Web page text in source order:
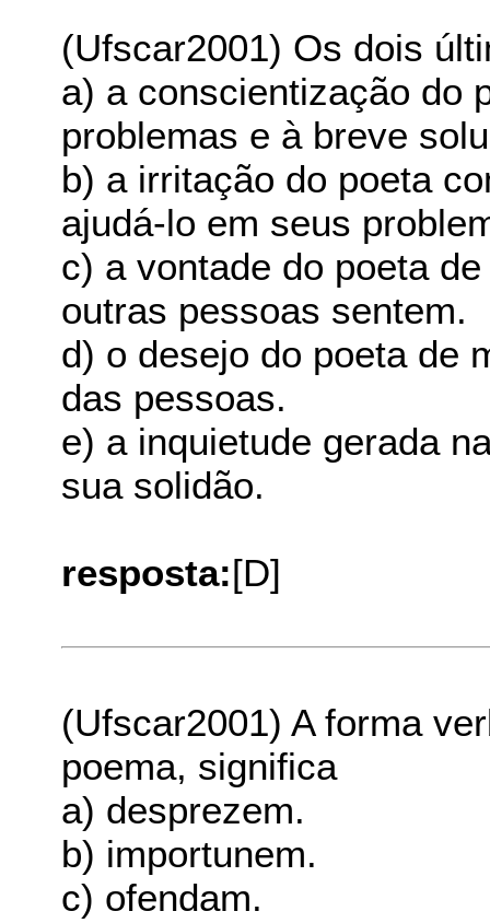
(Ufscar2001) Os dois
a) a conscientização do
problemas e à breve
b) a irritação do poeta
ajudá-lo em seus
c) a vontade do poeta
outras pessoas sentem.
d) o desejo do poeta de
das pessoas.
e) a inquietude gerada
sua solidão.
resposta:[D]
(Ufscar2001) A forma
poema, significa
a) desprezem.
b) importunem.
c) ofendam.